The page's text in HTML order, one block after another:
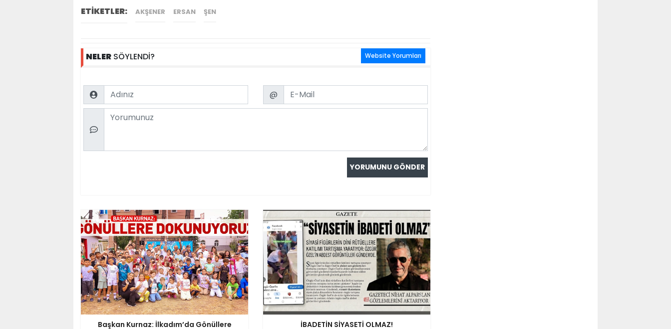
ETİKETLER: AKŞENER ERSAN ŞEN
NELER SÖYLENDİ? Website Yorumları
Name Email
@
Comment
Başkan Kurnaz: İlkadım’da Gönüllere İBADETİN SİYASETİ OLMAZ!